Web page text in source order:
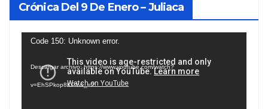
Crónica Del 9 De Enero – Juliaca
Reproductor
vídeo
Code 150: Unknown error.
Descargar archivo: https://www.youtube.com/watch?
v=EhSPkop8KPY&_=2